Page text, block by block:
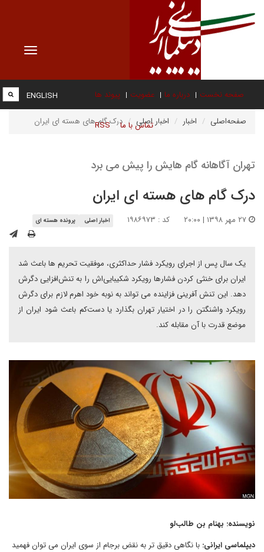
Toggle
صفحه نخست درباره ما عضویت پیوند ها
تماس با ما RSS
ENGLISH
صفحه‌اصلی اخبار اخبار اصلی درک گام های هسته ای ایران
تهران آگاهانه گام هایش را پیش می برد
درک گام های هسته ای ایران
کد : ۱۹۸۶۹۷۳ اخبار اصلی پرونده هسته ای
یک سال پس از اجرای رویکرد فشار حداکثری، موفقیت تحریم ها باعث شد
ایران برای خنثی کردن فشارها رویکرد شکیبایی‌اش را به تنش‌افزایی دگرش
دهد. این تنش‌ آفرینی فزاینده می تواند به نوبه خود اهرم لازم برای دگرش
رویکرد واشنگتن را در اختیار تهران بگذارد یا دست‌کم باعث شود ایران از
موضع قدرت با آن مقابله کند.
نویسنده: بهنام بن طالب‌لو
دیپلماسی ایرانی: با نگاهی دقیق تر به نقض برجام از سوی ایران می توان فهمید